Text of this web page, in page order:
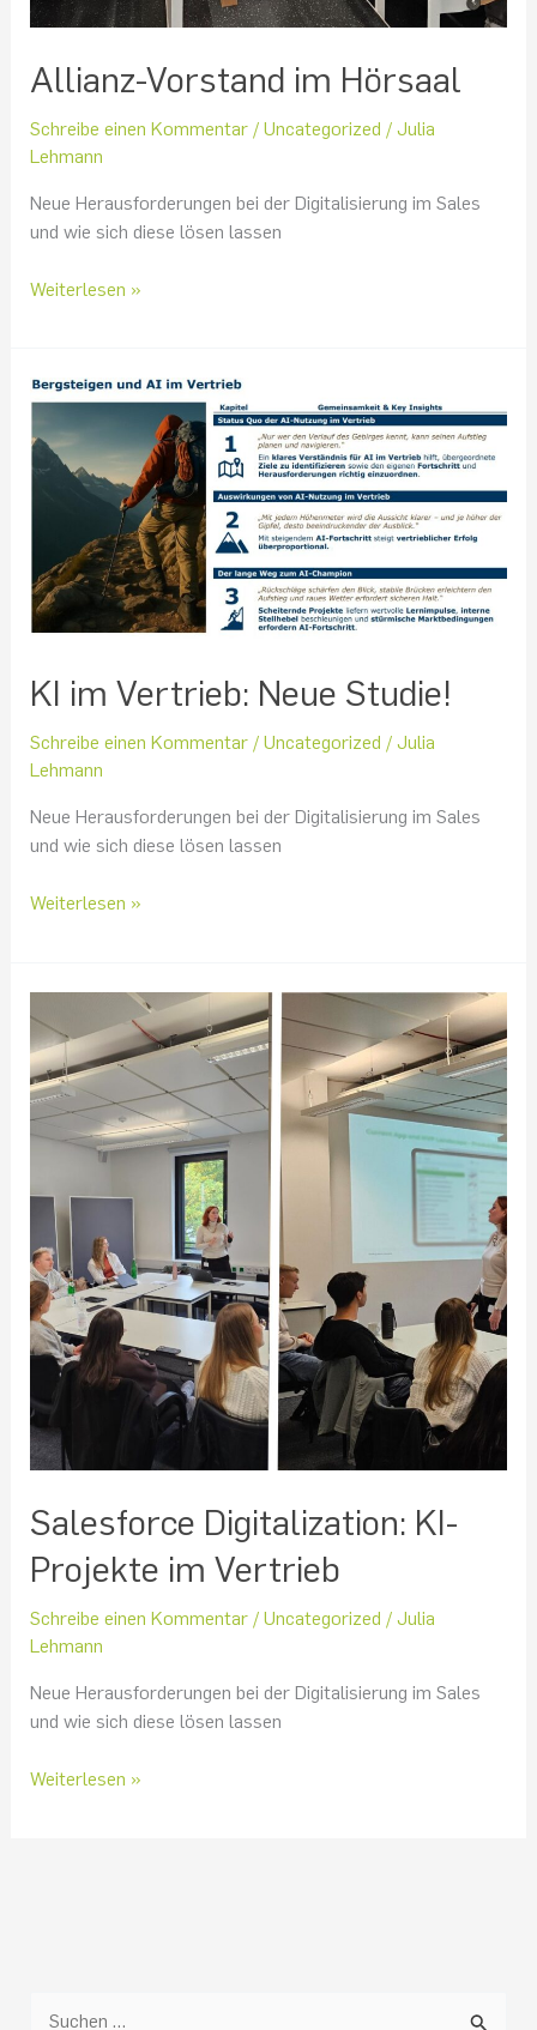
Allianz-Vorstand im Hörsaal
Schreibe einen Kommentar / Uncategorized / Julia
Lehmann
Neue Herausforderungen bei der Digitalisierung im Sales
und wie sich diese lösen lassen
Weiterlesen »
KI im Vertrieb: Neue Studie!
Schreibe einen Kommentar / Uncategorized / Julia
Lehmann
Neue Herausforderungen bei der Digitalisierung im Sales
und wie sich diese lösen lassen
KI
Vertrieb:
Neue
Weiterlesen »
Salesforce Digitalization: KI-
Projekte im Vertrieb
Schreibe einen Kommentar / Uncategorized / Julia
Lehmann
Neue Herausforderungen bei der Digitalisierung im Sales
und wie sich diese lösen lassen
Digitalization:
KI-
Projekte
im
Vertrieb
Weiterlesen »